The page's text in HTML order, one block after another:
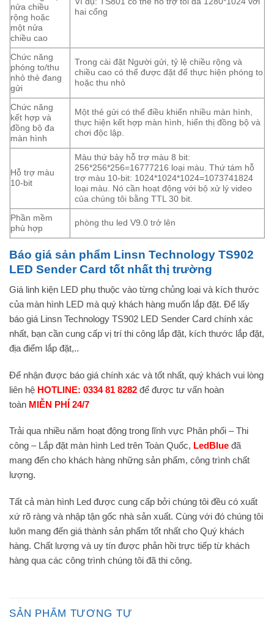
nửa chiều
rộng hoặc
một nửa
chiều cao
hai cổng
Chức năng
phóng to/thu
nhỏ thẻ đang
gửi
Trong cài đặt Người gửi, tỷ lệ chiều rộng và
chiều cao có thể được đặt để thực hiện phóng to
hoặc thu nhỏ
Chức năng
kết hợp và
đồng bộ đa
màn hình
Một thẻ gửi có thể điều khiển nhiều màn hình,
thực hiện kết hợp màn hình, hiển thị đồng bộ và
chơi độc lập.
Hỗ trợ màu
10-bit
Màu thứ bảy hỗ trợ màu 8 bit:
256*256*256=16777216 loại màu. Thứ tám hỗ
trợ màu 10-bit: 1024*1024*1024=1073741824
loại màu. Nó cần hoạt động với bộ xử lý video
của chúng tôi bằng TTL 30 bit.
Phần mềm
phù hợp
phòng thu led V9.0 trở lên
Báo giá sản phẩm Linsn Technology TS902
LED Sender Card tốt nhất thị trường
Giá linh kiện LED phụ thuộc vào từng chủng loại và kích thước
của màn hình LED mà quý khách hàng muốn lắp đặt. Để lấy
báo giá Linsn Technology TS902 LED Sender Card chính xác
nhất, bạn cần cung cấp vị trí thi công lắp đặt, kích thước lắp đặt,
địa điểm lắp đặt,..
Để nhận được báo giá chính xác và tốt nhất, quý khách vui lòng
liên hệ HOTLINE: 0334 81 8282 để được tư vấn hoàn
toàn MIỄN PHÍ 24/7
Trải qua nhiều năm hoạt động trong lĩnh vực Phân phối – Thi
công – Lắp đặt màn hình Led trên Toàn Quốc, LedBlue đã
mang đến cho khách hàng những sản phẩm, công trình chất
lượng.
Tất cả màn hình Led được cung cấp bởi chúng tôi đều có xuất
xứ rõ ràng và nhập tận gốc nhà sản xuất. Cùng với đó chúng tôi
luôn mang đến giá thành sản phẩm tốt nhất cho Quý khách
hàng. Chất lượng và uy tín được phản hồi trực tiếp từ khách
hàng qua các công trình chúng tôi đã thi công.
SẢN PHẨM TƯƠNG TỰ